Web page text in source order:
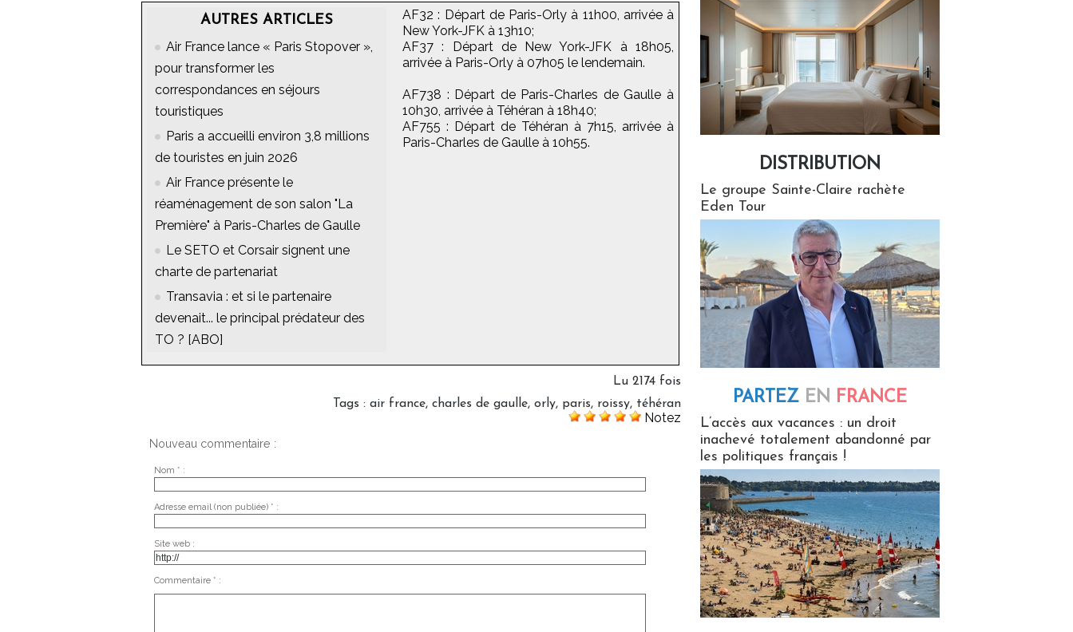
AUTRES ARTICLES
Air France lance « Paris Stopover »,
pour transformer les
correspondances en séjours
touristiques
Paris a accueilli environ 3,8 millions
de touristes en juin 2026
Air France présente le
réaménagement de son salon "La
Première" à Paris-Charles de Gaulle
Le SETO et Corsair signent une
charte de partenariat
Transavia : et si le partenaire
devenait... le principal prédateur des
TO ? [ABO]
AF32 : Départ de Paris-Orly à 11h00, arrivée à
New York-JFK à 13h10;
AF37 : Départ de New York-JFK à 18h05,
arrivée à Paris-Orly à 07h05 le lendemain.
AF738 : Départ de Paris-Charles de Gaulle à
10h30, arrivée à Téhéran à 18h40;
AF755 : Départ de Téhéran à 7h15, arrivée à
Paris-Charles de Gaulle à 10h55.
Lu 2174 fois
Tags : air france, charles de gaulle, orly, paris, roissy, téhéran
Notez
Nouveau commentaire :
Nom * :
Adresse email (non publiée) * :
Site web :
Commentaire * :
DISTRIBUTION
Le groupe Sainte-Claire rachète
Eden Tour
PARTEZ EN FRANCE
L’accès aux vacances : un droit
inachevé totalement abandonné par
les politiques français !